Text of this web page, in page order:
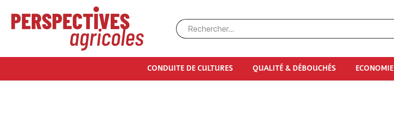
Aller au contenu principal
CONDUITE DE CULTURES QUALITÉ & DÉBOUCHÉS ECONOMIE